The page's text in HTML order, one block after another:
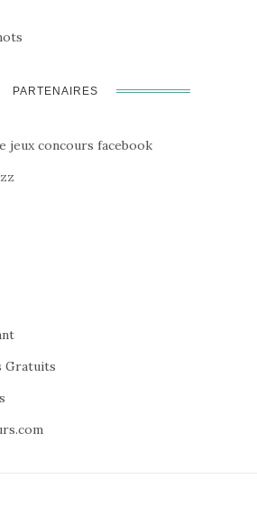
PARTENAIRES
jeux concours facebook
Gratuits